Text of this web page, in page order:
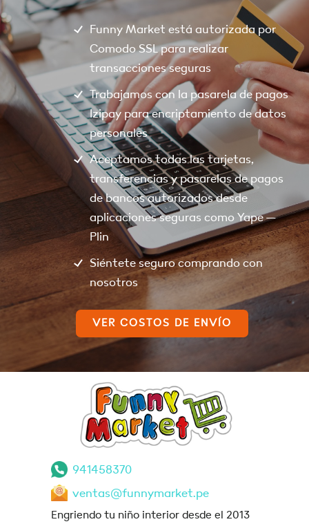
Funny Market está autorizada por
Comodo SSL para realizar
transacciones seguras
Trabajamos con la pasarela de pagos
Izipay para encriptamiento de datos
personales
Aceptamos todas las tarjetas,
transferencias y pasarelas de pagos
de bancos autorizados desde
aplicaciones seguras como Yape –
Plin
Siéntete seguro comprando con
nosotros
VER COSTOS DE ENVÍO
941458370
ventas@funnymarket.pe
Engriendo tu niño interior desde el 2013